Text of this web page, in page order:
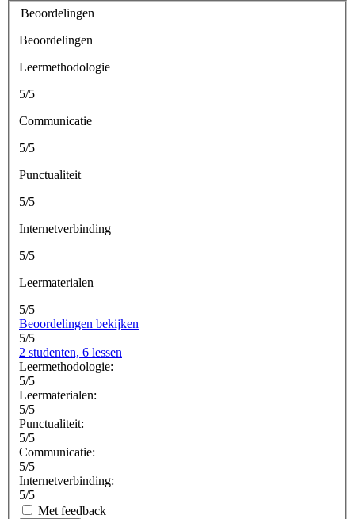
Beoordelingen
Beoordelingen
Leermethodologie
5/5
Communicatie
5/5
Punctualiteit
5/5
Internetverbinding
5/5
Leermaterialen
5/5
Beoordelingen bekijken
5/5
2 studenten, 6 lessen
Leermethodologie:
5/5
Leermaterialen:
5/5
Punctualiteit:
5/5
Communicatie:
5/5
Internetverbinding:
5/5
Met feedback